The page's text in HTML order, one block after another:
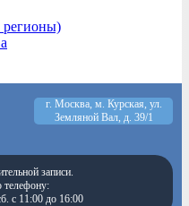
регионы)
г. Москва, м. Курская, ул.
Земляной Вал, д. 39/1
записи.
телефону:
с 11:00 до 16:00